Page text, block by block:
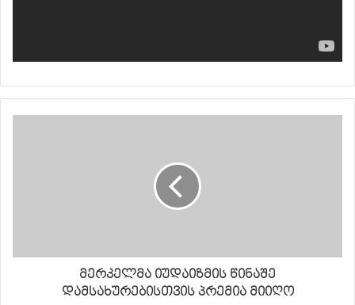
მერკელმა იუდაიზმის წინაშე
დამსახურებისთვის პრემია მიიღო